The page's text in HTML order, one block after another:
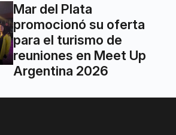
Mar del Plata
promocionó su oferta
para el turismo de
reuniones en Meet Up
Argentina 2026